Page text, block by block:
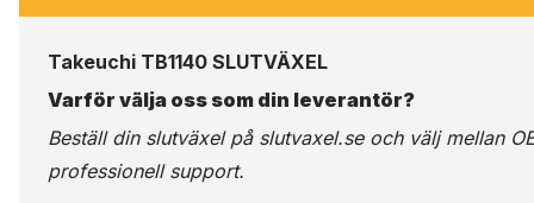
Takeuchi TB1140 SLUTVÄXEL
Varför välja oss som din leverantör?
Beställ din slutväxel på slutvaxel.seoch välj mellan
professionell support.